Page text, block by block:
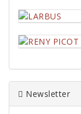
Newsletter